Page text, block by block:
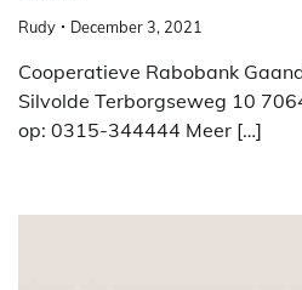
Rudy December 3, 2021
Cooperatieve Rabobank
Silvolde Terborgseweg 10
op: 0315-344444 Meer […]